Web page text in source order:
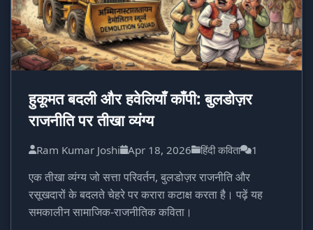
हुकूमत बदली और हवेलियाँ काँपी: बुलडोज़र
राजनीति पर तीखा व्यंग्य
Ram Kumar Joshi Apr 18, 2026 हिंदी कविता 1
एक तीखा व्यंग्य जो सत्ता परिवर्तन, बुलडोज़र राजनीति और
रसूखदारों के बदलते चेहरे पर करारा कटाक्ष करता है। पढ़ें यह
समकालीन सामाजिक-राजनीतिक कविता।